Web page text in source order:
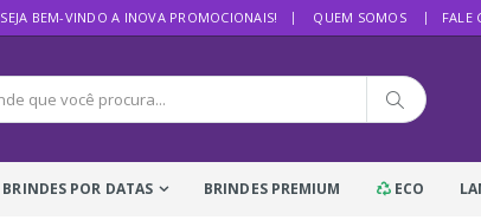
SEJA BEM-VINDO A INOVA PROMOCIONAIS! QUEM SOMOS FALE
BRINDES POR DATAS BRINDES PREMIUM ECO